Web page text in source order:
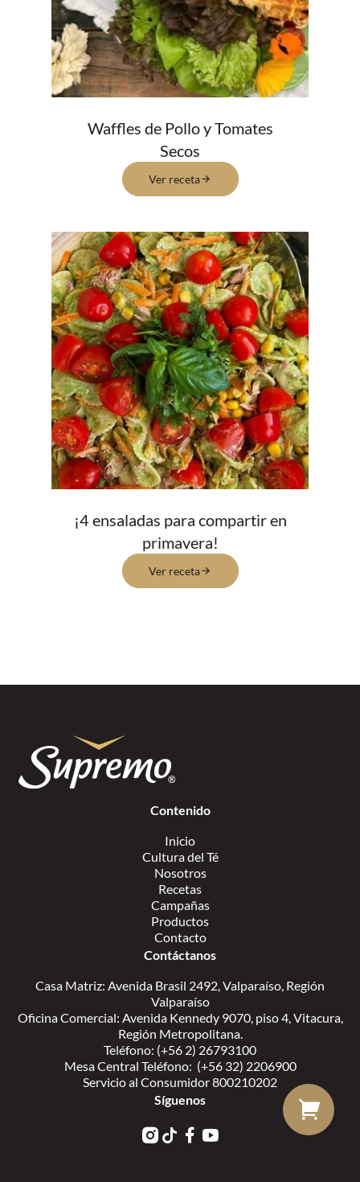
Waffles de Pollo y Tomates
Secos
Ver receta
¡4 ensaladas para compartir en
primavera!
Ver receta
Contenido
Inicio
Cultura del Té
Nosotros
Recetas
Campañas
Productos
Contacto
Contáctanos
Casa Matriz: Avenida Brasil 2492, Valparaíso, Región
Valparaíso
Oficina Comercial: Avenida Kennedy 9070, piso 4, Vitacura,
Región Metropolitana.
Teléfono: (+56 2) 26793100
Mesa Central Teléfono: (+56 32) 2206900
Servicio al Consumidor 800210202
Síguenos